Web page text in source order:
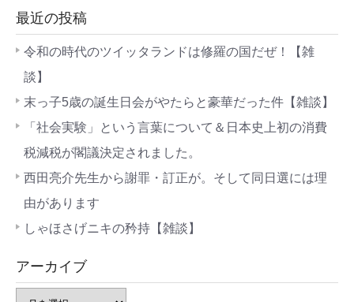
最近の投稿
令和の時代のツイッタランドは修羅の国だぜ！【雑
談】
末っ子5歳の誕生日会がやたらと豪華だった件【雑談】
「社会実験」という言葉について＆日本史上初の消費
税減税が閣議決定されました。
西田亮介先生から謝罪・訂正が。そして同日選には理
由があります
しゃほさげニキの矜持【雑談】
アーカイブ